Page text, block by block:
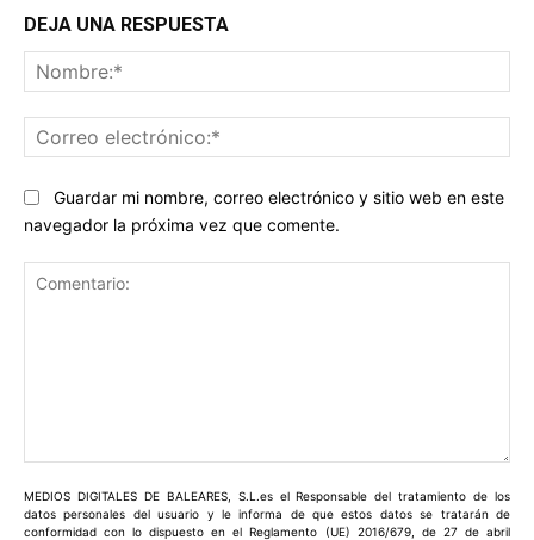
DEJA UNA RESPUESTA
Guardar mi nombre, correo electrónico y sitio web en este
navegador la próxima vez que comente.
MEDIOS DIGITALES DE BALEARES, S.L.es el Responsable del tratamiento de los
datos personales del usuario y le informa de que estos datos se tratarán de
conformidad con lo dispuesto en el Reglamento (UE) 2016/679, de 27 de abril